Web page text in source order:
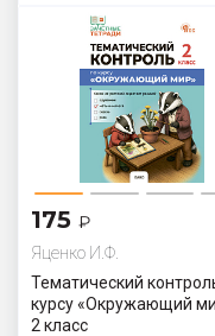
175 ₽
Яценко И.Ф.
Тематический
курсу «Окружающий
2 класс